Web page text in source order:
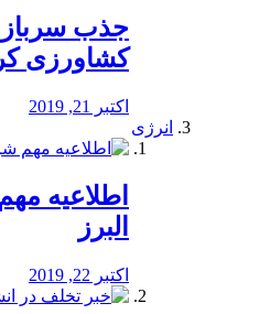
جذب سرباز
کشاورزی
اکتبر 21, 2019
انرژی
️اطلاعیه
البرز
اکتبر 22, 2019